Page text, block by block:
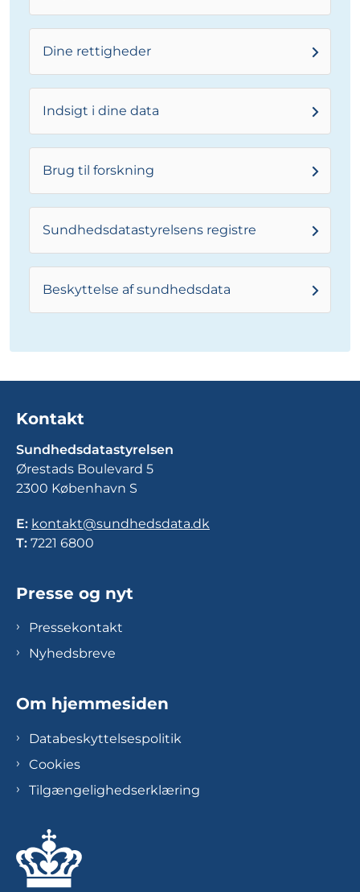
Dine rettigheder
Indsigt i dine data
Brug til forskning
Sundhedsdatastyrelsens registre
Beskyttelse af sundhedsdata
Kontakt
Sundhedsdatastyrelsen
Ørestads Boulevard 5
2300 København S
E: kontakt@sundhedsdata.dk
T: 7221 6800
Presse og nyt
Pressekontakt
Nyhedsbreve
Om hjemmesiden
Databeskyttelsespolitik
Cookies
Tilgængelighedserklæring